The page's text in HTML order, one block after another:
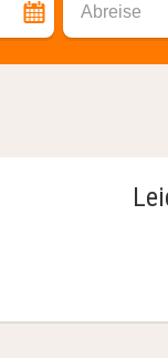
Abreise